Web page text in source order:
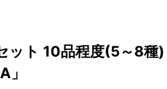
ット 10品程度(5～8種)
」